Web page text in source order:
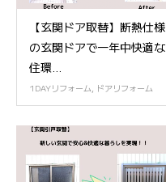
【玄関ドア取替】断熱仕様
の玄関ドアで一年中快適な
住環...
1DAYリフォーム, ドアリフォーム